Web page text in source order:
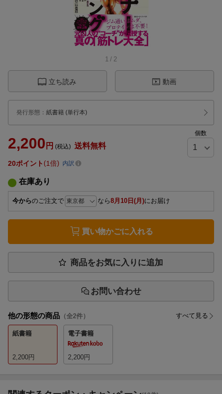
1 / 2
立ち読み 動画
発行形態 ： 紙書籍 (単行本)
2,200 円 (税込) 送料無料
個数
20ポイント 1倍 内訳
在庫あり
今からのご注文で なら8月10日(月)にお届け
買い物かごに入れる
商品をお気に入りに追加
お問い合わせ
他の形態の商品 （全2件） すべて見る
紙書籍
2,200円
電子書籍
2,200円